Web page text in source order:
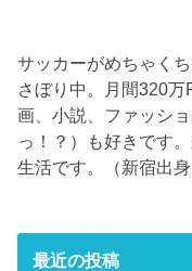
サッカーがめちゃく
さぼり中。月間320
画、小説、ファッシ
っ！？）も好きです
生活です。（新宿出
最近の投稿